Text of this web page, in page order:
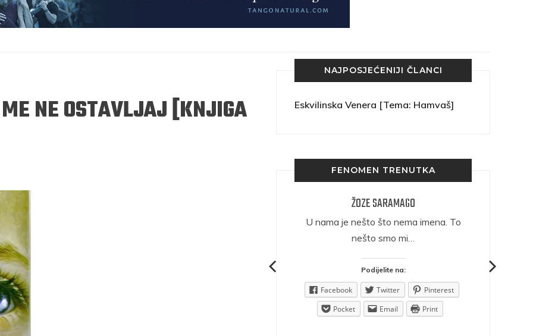
NE OSTAVLJAJ [KNJIGA
NAJPOSJEĆENIJI ČLANCI
Eskvilinska Venera [Tema: Hamvaš]
FENOMEN TRENUTKA
ŽOZE SARAMAGO
U nama je nešto što nema imena. To
nešto smo mi…
Podijelite na:
Facebook Twitter
Pinterest
Pocket
Email Print
JESENJIN
navikli na življenje pod
navikli smo da užižemo
ikonama, ali ne i pred
čovjekom.
Podijelite na:
Twitter